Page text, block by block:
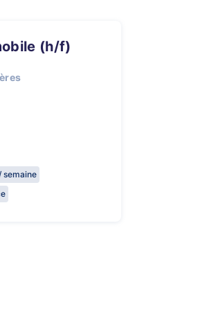
(h/f)
semaine